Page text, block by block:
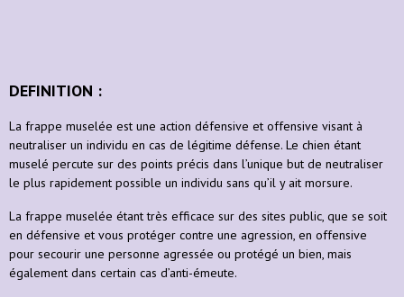
DEFINITION :
La frappe muselée est une action défensive et offensive visant à
neutraliser un individu en cas de légitime défense. Le chien étant
muselé percute sur des points précis dans l’unique but de neutraliser
le plus rapidement possible un individu sans qu’il y ait morsure.
La frappe muselée étant très efficace sur des sites public, que se soit
en défensive et vous protéger contre une agression, en offensive
pour secourir une personne agressée ou protégé un bien, mais
également dans certain cas d’anti-émeute.